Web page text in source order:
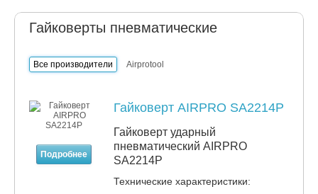
Гайковерты пневматические
Все производители Airprotool
Подробнее
Гайковерт AIRPRO SA2214P
Гайковерт ударный
пневматический AIRPRO
SA2214P
​Технические характеристики: